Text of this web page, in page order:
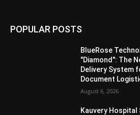
POPULAR POSTS
BlueRose
"Diamond": The
Delivery System
Document
August 6, 2026
Kauvery